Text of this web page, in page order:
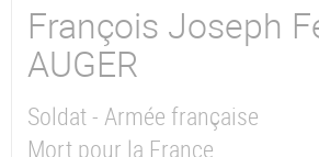
François Joseph
AUGER
Soldat - Armée française
Mort pour la France